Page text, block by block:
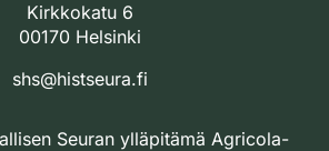
Kirkkokatu 6
00170 Helsinki
shs@histseura.fi
Seuran ylläpitämä Agricola-